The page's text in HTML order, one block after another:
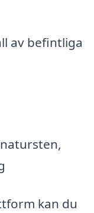
av befintliga
kan du